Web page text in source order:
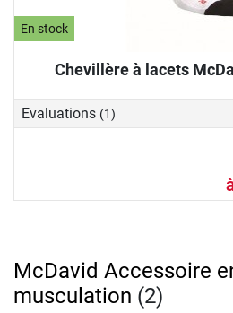
En stock
Chevillère à lacets
Evaluations (1)
McDavid Accessoire
musculation (2)